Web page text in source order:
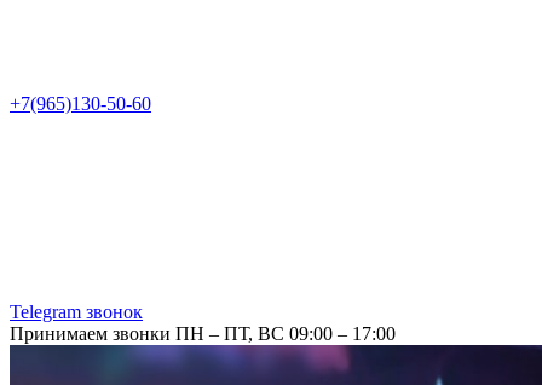
+7(965)130-50-60
Telegram звонок
Принимаем звонки ПН – ПТ, ВС 09:00 – 17:00